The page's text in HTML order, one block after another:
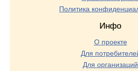
Политика
Инфо
О проекте
Для
Для организаций